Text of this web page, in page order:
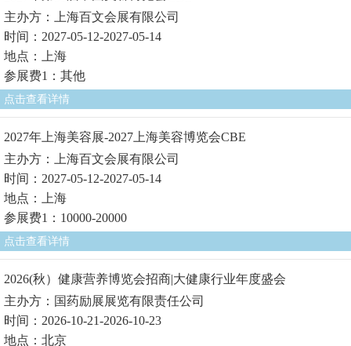
主办方：上海百文会展有限公司
时间：2027-05-12-2027-05-14
地点：上海
参展费1：其他
点击查看详情
2027年上海美容展-2027上海美容博览会CBE
主办方：上海百文会展有限公司
时间：2027-05-12-2027-05-14
地点：上海
参展费1：10000-20000
点击查看详情
2026(秋）健康营养博览会招商|大健康行业年度盛会
主办方：国药励展展览有限责任公司
时间：2026-10-21-2026-10-23
地点：北京